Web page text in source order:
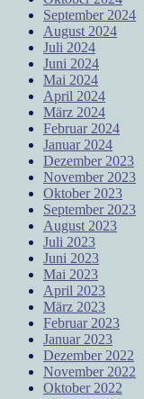
September 2024
August 2024
Juli 2024
Juni 2024
Mai 2024
April 2024
März 2024
Februar 2024
Januar 2024
Dezember 2023
November 2023
Oktober 2023
September 2023
August 2023
Juli 2023
Juni 2023
Mai 2023
April 2023
März 2023
Februar 2023
Januar 2023
Dezember 2022
November 2022
Oktober 2022